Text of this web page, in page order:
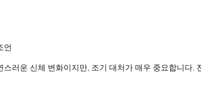
언
스러운 신체 변화이지만, 조기 대처가 매우 중요합니다.